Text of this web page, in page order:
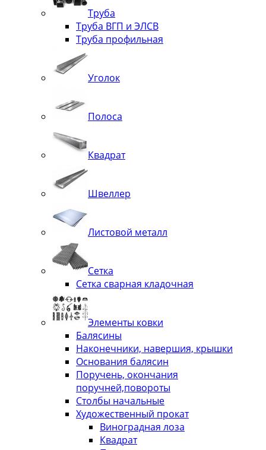
Труба
Труба ВГП и ЭЛСВ
Труба профильная
Уголок
Полоса
Квадрат
Швеллер
Листовой металл
Сетка
Сетка сварная кладочная
Элементы ковки
Балясины
Наконечники, навершия, крышки
Основания балясин
Поручень, окончания
поручней,повороты
Столбы начальные
Художественный прокат
Виноградная лоза
Квадрат